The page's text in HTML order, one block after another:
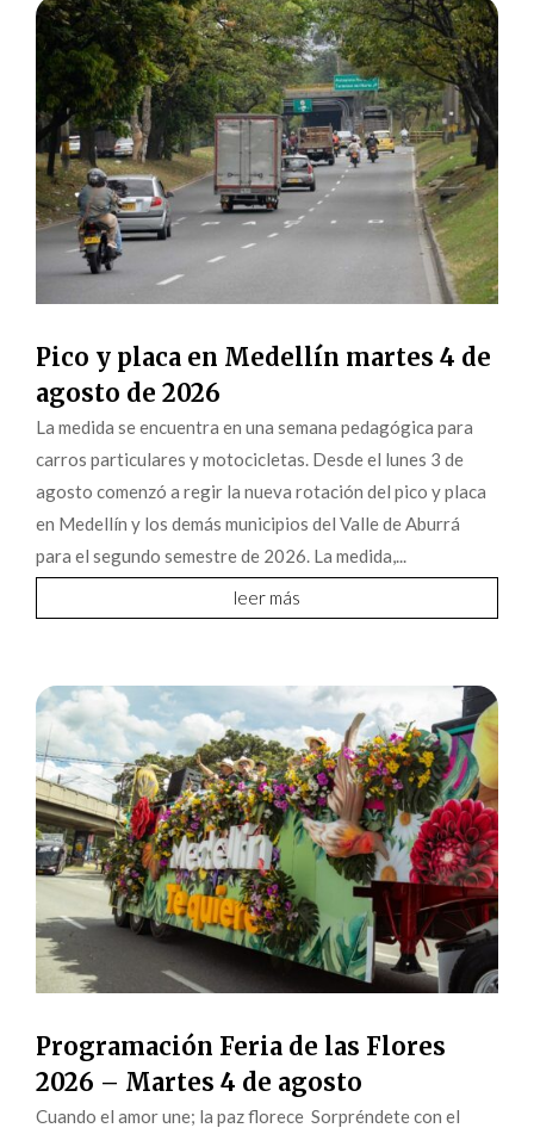
Pico y placa en Medellín martes 4 de
agosto de 2026
La medida se encuentra en una semana pedagógica para
carros particulares y motocicletas. Desde el lunes 3 de
agosto comenzó a regir la nueva rotación del pico y placa
en Medellín y los demás municipios del Valle de Aburrá
para el segundo semestre de 2026. La medida,...
leer más
Programación Feria de las Flores
2026 – Martes 4 de agosto
Cuando el amor une; la paz florece Sorpréndete con el